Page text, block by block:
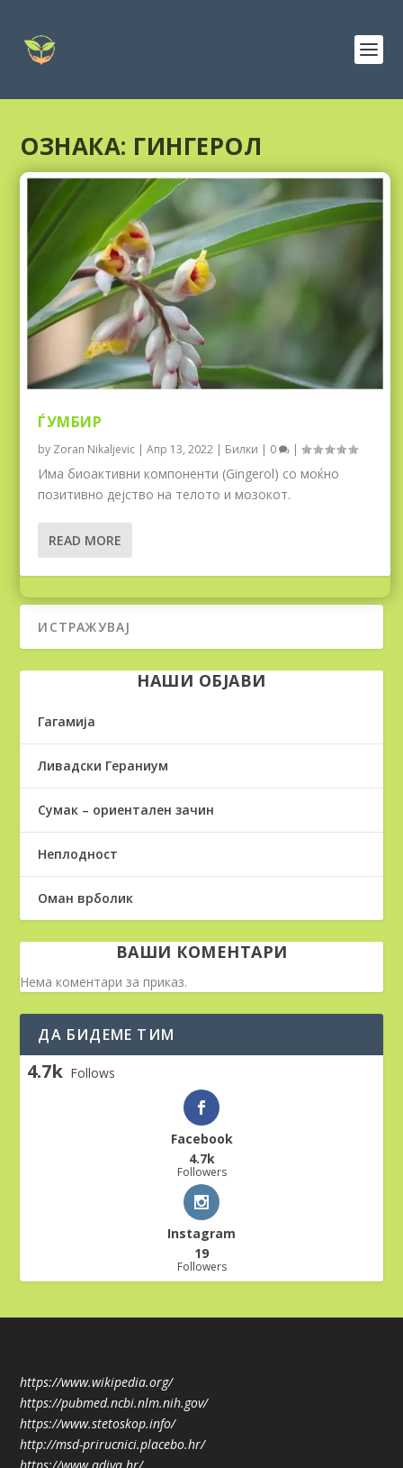
ОЗНАКА: ГИНГЕРОЛ
ЃУМБИР
by Zoran Nikaljevic |Апр 13, 2022 | Билки | 0 |
Има биоактивни компоненти (Gingerol) со моќно
позитивно дејство на телото и мозокот.
READ MORE
НАШИ ОБЈАВИ
Гагамија
Ливадски Гераниум
Сумак – ориентален зачин
Неплодност
Оман врболик
ВАШИ КОМЕНТАРИ
Нема коментари за приказ.
ДА БИДЕМЕ ТИМ
4.7k Follows
Facebook
4.7k
Followers
Instagram
19
Followers
https://www.wikipedia.org/
https://pubmed.ncbi.nlm.nih.gov/
https://www.stetoskop.info/
http://msd-prirucnici.placebo.hr/